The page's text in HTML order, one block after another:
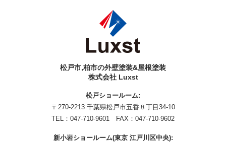
松戸市,柏市の外壁塗装&屋根塗装
株式会社 Luxst
松戸ショールーム:
〒270-2213 千葉県松戸市五香８丁目34-10
TEL： 047-710-9601 FAX：047-710-9602
新小岩ショールーム(東京 江戸川区中央):